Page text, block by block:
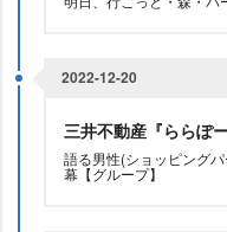
2022-12-20
三井不動産『ららぽー
語る男性(ショッピング
幕【グループ】